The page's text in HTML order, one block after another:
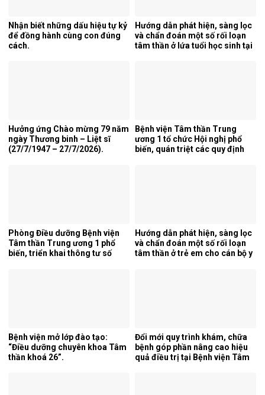
Nhận biết những dấu hiệu tự kỷ
để đồng hành cùng con đúng
cách.
Hướng dẫn phát hiện, sàng lọc
và chẩn đoán một số rối loạn
tâm thần ở lứa tuổi học sinh tại
Hưởng ứng Chào mừng 79 năm
ngày Thương binh – Liệt sĩ
(27/7/1947 – 27/7/2026).
Bệnh viện Tâm thần Trung
ương 1 tổ chức Hội nghị phổ
biến, quán triệt các quy định
Phòng Điều dưỡng Bệnh viện
Tâm thần Trung ương 1 phổ
biến, triển khai thông tư số
Hướng dẫn phát hiện, sàng lọc
và chẩn đoán một số rối loạn
tâm thần ở trẻ em cho cán bộ y
Bệnh viện mở lớp đào tạo:
“Điều dưỡng chuyên khoa Tâm
thần khoá 26”.
Đổi mới quy trình khám, chữa
bệnh góp phần nâng cao hiệu
quả điều trị tại Bệnh viện Tâm